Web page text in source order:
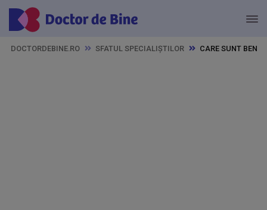
DOCTORDEBINE.RO SFATUL SPECIALIȘTILOR CARE SUNT